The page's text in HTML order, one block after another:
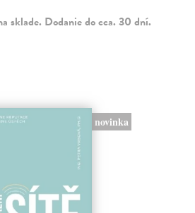
sklade. Dodanie do cca. 30 dní.
novinka